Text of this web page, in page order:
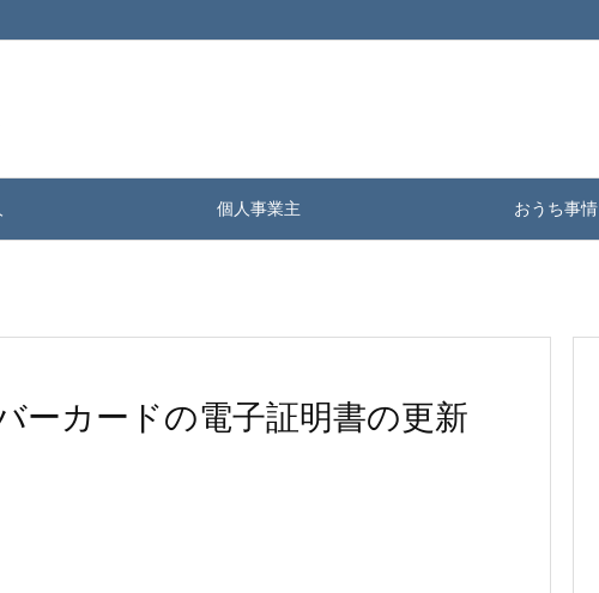
個人事業主 おうち事情
ーカードの電子証明書の更新